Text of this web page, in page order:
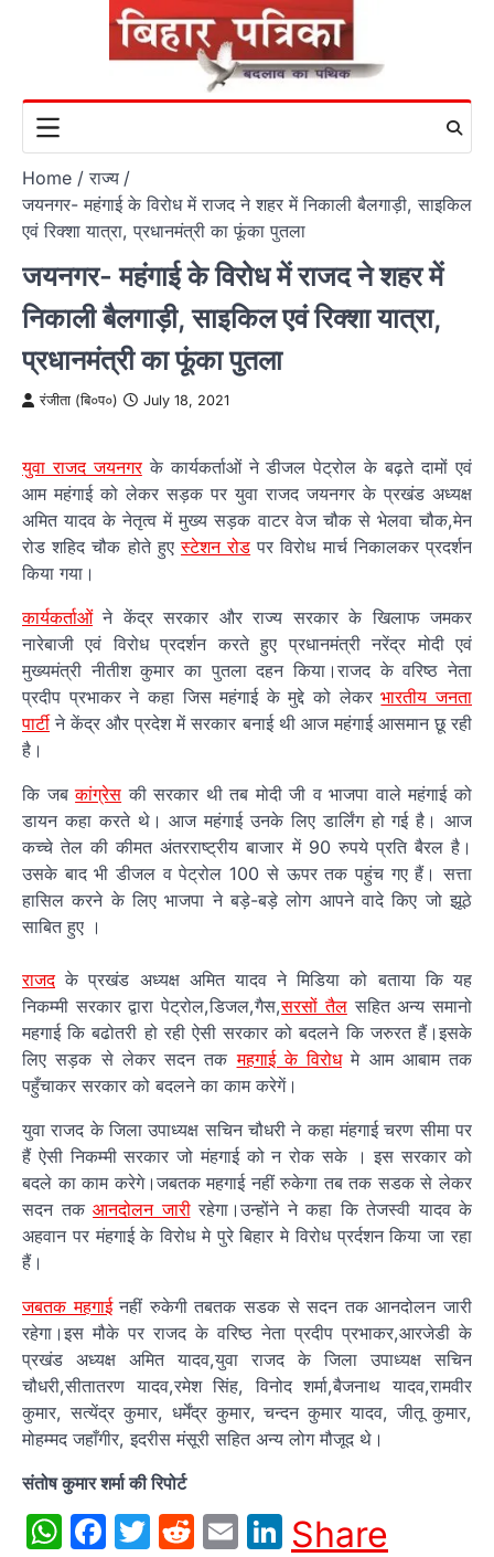
Home
राज्य
जयनगर- महंगाई के विरोध में राजद ने शहर में निकाली बैलगाड़ी, साइकिल
एवं रिक्शा यात्रा, प्रधानमंत्री का फूंका पुतला
जयनगर- महंगाई के विरोध में राजद ने शहर में
निकाली बैलगाड़ी, साइकिल एवं रिक्शा यात्रा,
प्रधानमंत्री का फूंका पुतला
रंजीता (बि०प०) July 18, 2021
युवा राजद जयनगरके कार्यकर्ताओं ने डीजल पेट्रोल के बढ़ते दामों एवं
आम महंगाई को लेकर सड़क पर युवा राजद जयनगर के प्रखंड अध्यक्ष
अमित यादव के नेतृत्व में मुख्य सड़क वाटर वेज चौक से भेलवा चौक,मेन
रोड शहिद चौक होते हुएस्टेशन रोड पर विरोध मार्च निकालकर प्रदर्शन
किया गया।
कार्यकर्ताओंने केंद्र सरकार और राज्य सरकार के खिलाफ जमकर
नारेबाजी एवं विरोध प्रदर्शन करते हुए प्रधानमंत्री नरेंद्र मोदी एवं
मुख्यमंत्री नीतीश कुमार का पुतला दहन किया।राजद के वरिष्ठ नेता
प्रदीप प्रभाकर ने कहा जिस महंगाई के मुद्दे को लेकरभारतीय जनता
पार्टी ने केंद्र और प्रदेश में सरकार बनाई थी आज महंगाई आसमान छू रही
है।
कि जबकांग्रेस की सरकार थी तब मोदी जी व भाजपा वाले महंगाई को
डायन कहा करते थे। आज महंगाई उनके लिए डार्लिंग हो गई है। आज
कच्चे तेल की कीमत अंतरराष्ट्रीय बाजार में 90 रुपये प्रति बैरल है।
उसके बाद भी डीजल व पेट्रोल 100 से ऊपर तक पहुंच गए हैं। सत्ता
हासिल करने के लिए भाजपा ने बड़े-बड़े लोग आपने वादे किए जो झूठे
साबित हुए ।
राजदके प्रखंड अध्यक्ष अमित यादव ने मिडिया को बताया कि यह
निकम्मी सरकार द्वारा पेट्रोल,डिजल,गैस,सरसों तैलसहित अन्य समानो
महगाई कि बढोतरी हो रही ऐसी सरकार को बदलने कि जरुरत हैं।इसके
लिए सड़क से लेकर सदन तकमहगाई के विरोधमे आम आबाम तक
पहुँचाकर सरकार को बदलने का काम करेगें।
युवा राजद के जिला उपाध्यक्ष सचिन चौधरी ने कहा मंहगाई चरण सीमा पर
हैं ऐसी निकम्मी सरकार जो मंहगाई को न रोक सके । इस सरकार को
बदले का काम करेगे।जबतक महगाई नहीं रुकेगा तब तक सडक से लेकर
सदन तक आनदोलन जारीरहेगा।उन्होंने ने कहा कि तेजस्वी यादव के
अहवान पर मंहगाई के विरोध मे पुरे बिहार मे विरोध प्रर्दशन किया जा रहा
हैं।
जबतक महगाईनहीं रुकेगी तबतक सडक से सदन तक आनदोलन जारी
रहेगा।इस मौके पर राजद के वरिष्ठ नेता प्रदीप प्रभाकर,आरजेडी के
प्रखंड अध्यक्ष अमित यादव,युवा राजद के जिला उपाध्यक्ष सचिन
चौधरी,सीतातरण यादव,रमेश सिंह, विनोद शर्मा,बैजनाथ यादव,रामवीर
कुमार, सत्येंद्र कुमार, धर्मेंद्र कुमार, चन्दन कुमार यादव, जीतू कुमार,
मोहम्मद जहाँगीर, इदरीस मंसूरी सहित अन्य लोग मौजूद थे।
संतोष कुमार शर्मा की रिपोर्ट
WhatsApp
Facebook
Twitter
Reddit
EmailLinkedIn
Share